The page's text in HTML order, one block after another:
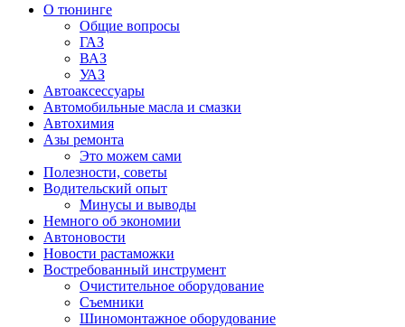
О тюнинге
Общие вопросы
ГАЗ
ВАЗ
УАЗ
Автоаксессуары
Автомобильные масла и смазки
Автохимия
Азы ремонта
Это можем сами
Полезности, советы
Водительский опыт
Минусы и выводы
Немного об экономии
Автоновости
Новости растаможки
Востребованный инструмент
Очистительное оборудование
Съемники
Шиномонтажное оборудование